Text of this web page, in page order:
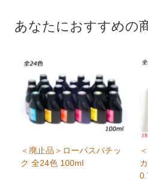
あなたにおすすめの
＜廃止品＞ローパスバチッ
ク 全24色 100ml